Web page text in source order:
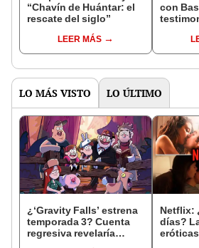
“Chavín de Huántar: el
rescate del siglo”
LEER MÁS
con
LO MÁS VISTO LO ÚLTIMO
¿‘Gravity Falls’ estrena
temporada 3? Cuenta
regresiva revelaría
Netflix:
días?